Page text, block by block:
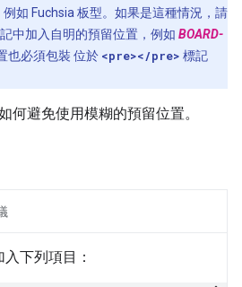
如 Fuchsia 板型。如果是這種情況，請
中加入自明的預留位置，例如 BOARD-
也必須包裝 位於 <pre></pre> 標記
何避免使用模糊的預留位置。
下列項目：